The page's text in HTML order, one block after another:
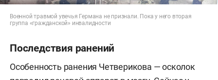
Военной травмой увечья Германа не признали. Пока у него вторая
группа «гражданской» инвалидности
Последствия ранений
Особенность ранения Четверикова — осколок